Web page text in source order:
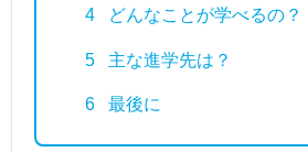
4 どんなことが学べるの？
5 主な進学先は？
6 最後に